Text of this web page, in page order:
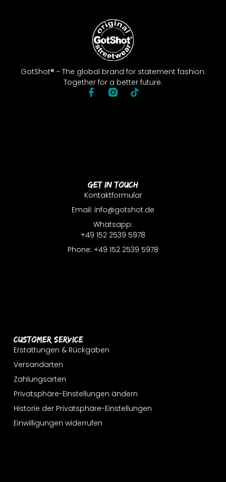
GotShot® - The global brand for statement fashion.
Together for a better future.
Customer Service
Erstattungen & Rückgaben
Versandarten
Zahlungsarten
Privatsphäre-Einstellungen ändern
Historie der Privatsphäre-Einstellungen
Einwilligungen widerrufen
Get In Touch
Kontaktformular
Email: info@gotshot.de
Whatsapp:
+49 152 2539 5978
Phone: +49 152 2539 5978